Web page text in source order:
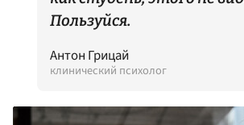
Пользуйся.
Антон Грицай
клинический психолог